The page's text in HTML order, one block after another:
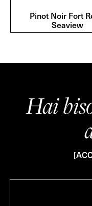
Pinot Noir Fort
Seaview
Hai